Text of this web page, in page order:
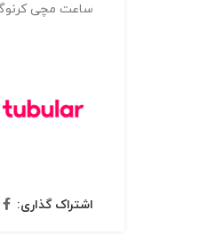
ساعت مچی
اشتراک گذاری: